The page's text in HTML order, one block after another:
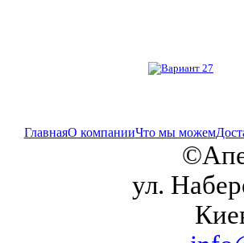
ГлавнаяО компанииЧто мы можем
ул.